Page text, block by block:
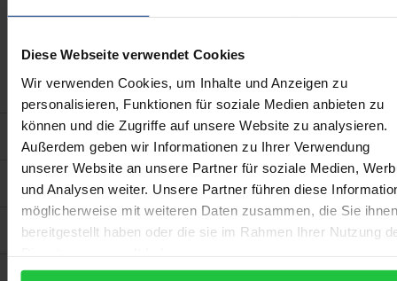
Diese Webseite verwendet Cookies
Wir verwenden Cookies, um Inhalte und Anzeigen zu
personalisieren, Funktionen für soziale Medien anbieten zu
können und die Zugriffe auf unsere Website zu analysieren.
Außerdem geben wir Informationen zu Ihrer Verwendung
unserer Website an unsere Partner für soziale Medien,
und Analysen weiter. Unsere Partner führen diese
möglicherweise mit weiteren Daten zusammen, die Sie ihnen
bereitgestellt haben oder die sie im Rahmen Ihrer Nutzung
on the digital estate, especially with regard to
constitutional law and the rights of third parties.
Bibliographical data
Additional material
Product safety information